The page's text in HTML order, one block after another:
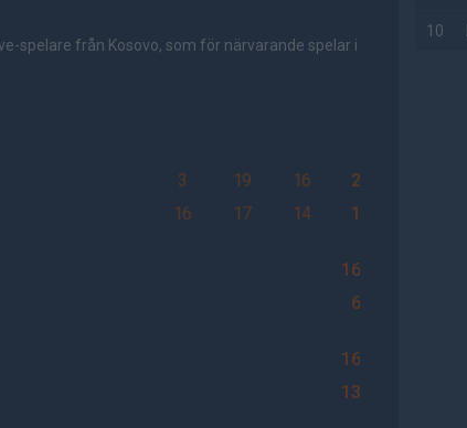
spelare från Kosovo, som för närvarande spelar i
3 19 16
2
16 17 14 1
16
6
16
13
10